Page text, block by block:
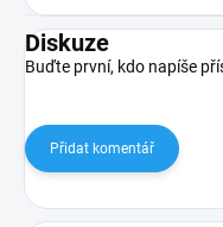
Diskuze
Buďte první, kdo napíše
Přidat komentář